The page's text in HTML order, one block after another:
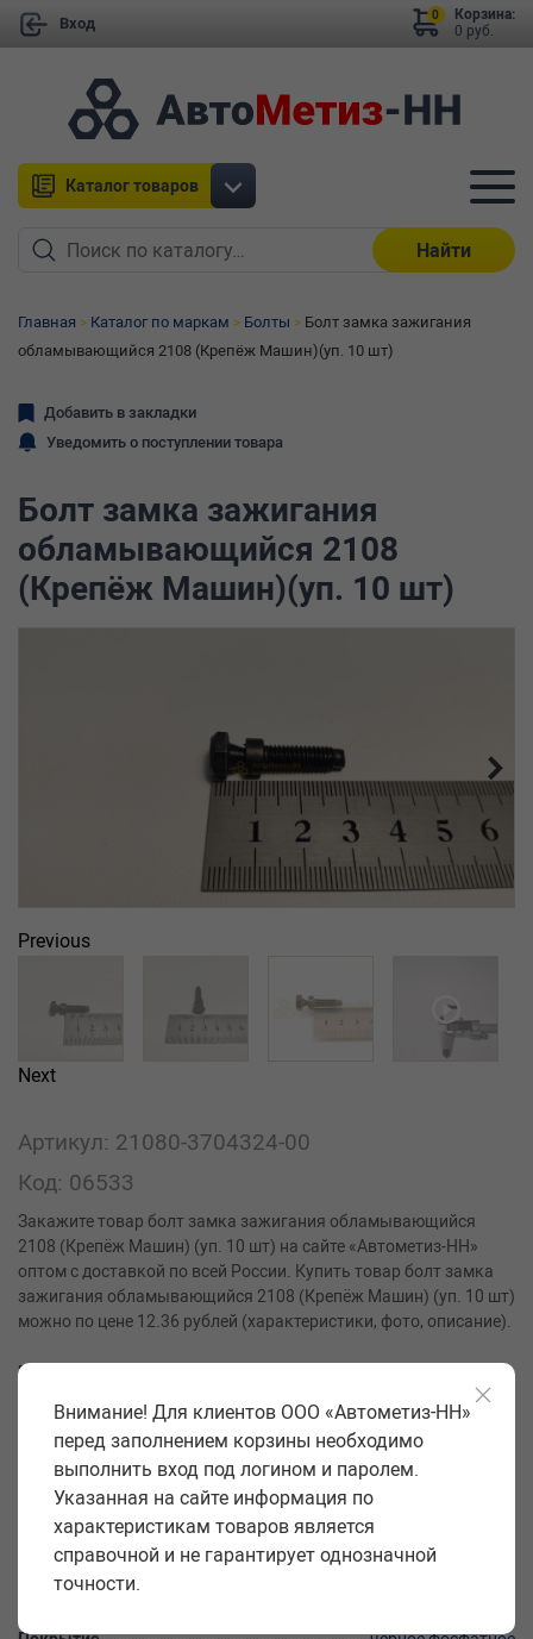
Вход
Корзина:
0 руб.
0
Каталог товаров
Найти
Главная Каталог по маркам Болты
Болт замка зажигания
обламывающийся 2108 (Крепёж Машин)(уп. 10 шт)
Добавить в закладки
Уведомить о поступлении товара
Болт замка зажигания
обламывающийся 2108
(Крепёж Машин)(уп. 10 шт)
Previous
Next
Артикул: 21080-3704324-00
Код: 06533
Закажите товар болт замка зажигания обламывающийся
2108 (Крепёж Машин) (уп. 10 шт) на сайте «Автометиз-НН»
оптом с доставкой по всей России. Купить товар болт замка
зажигания обламывающийся 2108 (Крепёж Машин) (уп. 10 шт)
можно по цене 12.36 рублей (характеристики, фото, описание).
Производитель
Крепёж Машин
Класс прочности
Форма головки
Размер под ключ S, мм
Диаметр резьбы и шаг d, мм
Длина стержня l, мм
Внимание! Для клиентов ООО «Автометиз-НН»
перед заполнением корзины необходимо
выполнить вход под логином и паролем.
Указанная на сайте информация по
характеристикам товаров является
справочной и не гарантирует однозначной
точности.